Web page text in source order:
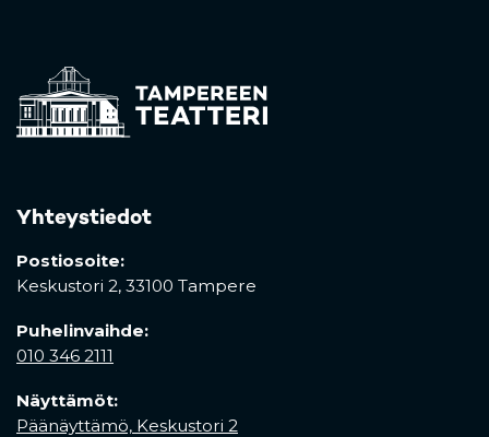
Yhteystiedot
Postiosoite:
Keskustori 2, 33100 Tampere
Puhelinvaihde:
010 346 2111
Näyttämöt:
Päänäyttämö, Keskustori 2